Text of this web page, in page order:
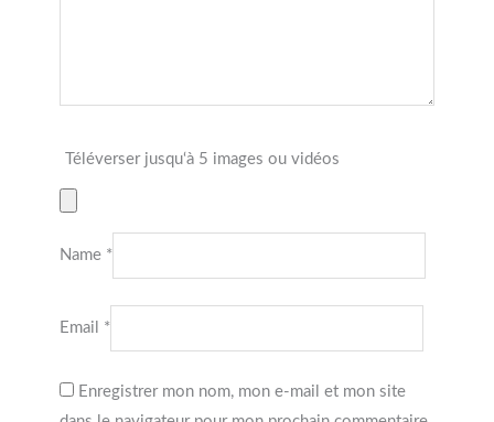
Téléverser jusqu‘à 5 images ou vidéos
Name *
Email *
Enregistrer mon nom, mon e-mail et mon site